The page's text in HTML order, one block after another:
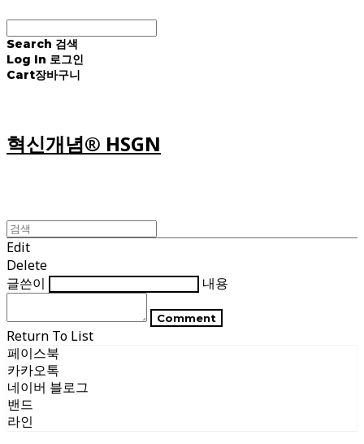
Search 검색
Log In 로그인
Cart장바구니
혁신개념® HSGN
Edit
Delete
글쓴이
내용
Comment
Return To List
페이스북
카카오톡
네이버 블로그
밴드
라인